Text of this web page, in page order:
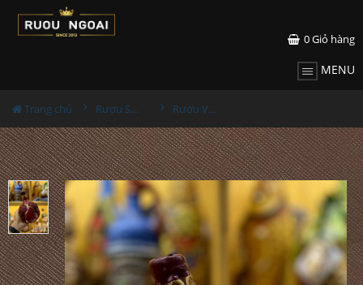
0Giỏ hàng
MENU
Trang chủ Rượu Sưu Tầm - Nga Rượu Vang Gốm Georgia MS76